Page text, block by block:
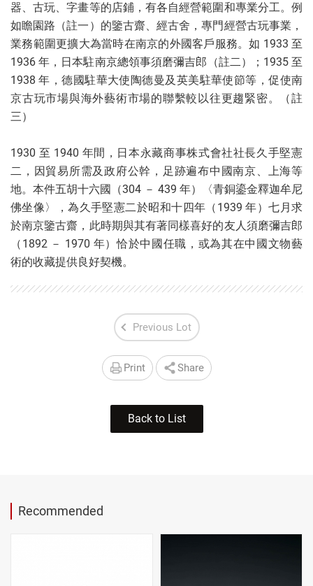
器、古玩、字畫等的店鋪，有各自經營範圍和專業分工。例
如瞻園路（註一）的鑒古齋、經古舍，專門經營古玩事業，
業務範圍更擴大為當時在南京的外國客戶服務。如 1933 至
1936 年，日本駐南京總領事須磨彌吉郎（註二）；1935 至
1938 年，德國駐華大使陶德曼及英美駐華使節等，促使南
京古玩市場與海外藝術市場的聯繫較以往更趨緊密。（註
三）
1930 至 1940 年間，日本永藏商事株式會社社長久手堅憲
二，因貿易所需及政府公幹，足跡遍布中國南京、上海等
地。本件五胡十六國（304 － 439 年）〈青銅鎏金釋迦牟尼
佛坐像〉，為久手堅憲二於昭和十四年（1939 年）七月求
於南京鑒古齋，此時期與其有著同樣喜好的友人須磨彌吉郎
（1892 － 1970 年）恰於中國任職，或為其在中國文物藝
術的收藏提供良好契機。
Previous Lot
Print Share
Back to List
Recommended